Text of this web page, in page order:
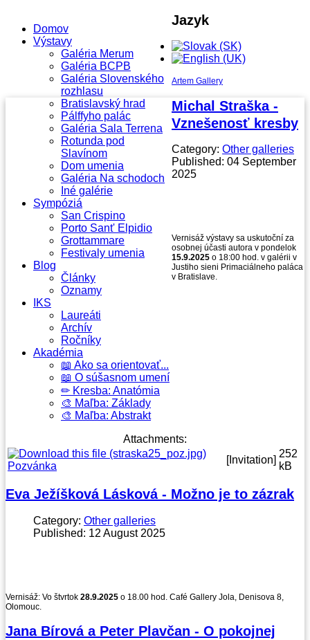
Domov
Výstavy
Galéria Merum
Galéria BCPB
Galéria Slovenského
rozhlasu
Bratislavský hrad
Pálffyho palác
Galéria Sala Terrena
Rotunda pod
Slavínom
Dom umenia
Galéria Na schodoch
Iné galérie
Sympóziá
San Crispino
Porto Sant' Elpidio
Grottammare
Festivaly umenia
Blog
Články
Oznamy
IKS
Laureáti
Archív
Ročníky
Akadémia
📖 Ako sa orientovať...
📖 O súšasnom umení
✏ Kresba: Anatómia
🎨 Maľba: Základy
🎨 Maľba: Abstrakt
Jazyk
Artem Gallery
Michal Straška -
Vznešenosť kresby
Category: Other galleries
Published: 04 September
2025
Vernisáž výstavy sa uskutoční za
osobnej účasti autora v pondelok
15.9.2025 o 18:00 hod. v galérii v
Justiho sieni Primaciálneho paláca
v Bratislave.
Attachments:
Pozvánka
[Invitation]
252
kB
Eva Ježíšková Lásková - Možno je to zázrak
Category: Other galleries
Published: 12 August 2025
Vernisáž: Vo štvrtok 28.9.2025 o 18.00 hod. Café Gallery Jola, Denisova 8,
Olomouc.
Jana Bírová a Peter Plavčan - O pokojnej